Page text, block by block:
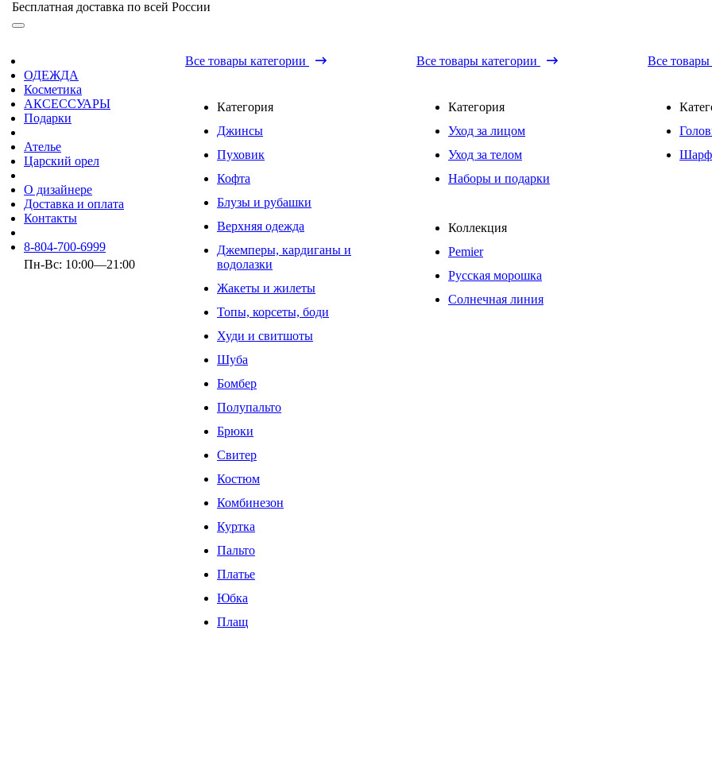
Бесплатная доставка по всей России
ОДЕЖДА
Косметика
АКСЕССУАРЫ
Подарки
Ателье
Царский орел
О дизайнере
Доставка и оплата
Контакты
8-804-700-6999
Пн-Вс: 10:00—21:00
Все товары категории
Категория
Джинсы
Пуховик
Кофта
Блузы и рубашки
Верхняя одежда
Джемперы, кардиганы и
водолазки
Жакеты и жилеты
Топы, корсеты, боди
Худи и свитшоты
Шуба
Бомбер
Полупальто
Брюки
Свитер
Костюм
Комбинезон
Куртка
Пальто
Платье
Юбка
Плащ
Все товары категории
Категория
Уход за лицом
Уход за телом
Наборы и подарки
Коллекция
Pemier
Русская морошка
Солнечная линия
Все